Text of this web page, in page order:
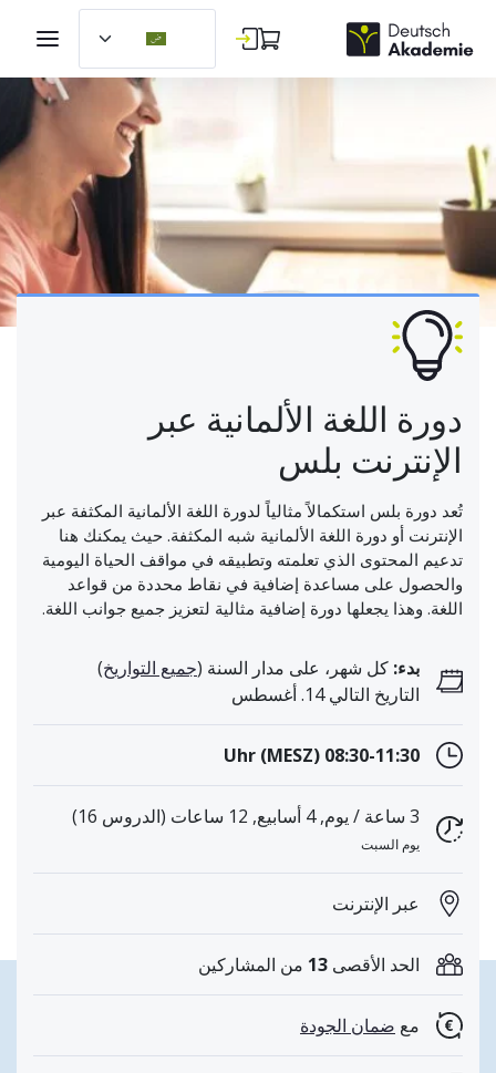
دورة اللغة الألمانية عبر
الإنترنت بلس
تُعد دورة بلس استكمالاً مثالياً لدورة اللغة الألمانية المكثفة عبر
الإنترنت أو دورة اللغة الألمانية شبه المكثفة. حيث يمكنك هنا
تدعيم المحتوى الذي تعلمته وتطبيقه في مواقف الحياة اليومية
والحصول على مساعدة إضافية في نقاط محددة من قواعد
اللغة. وهذا يجعلها دورة إضافية مثالية لتعزيز جميع جوانب اللغة.
بدء: كل شهر، على مدار السنة (جميع التواريخ)
التاريخ التالي 14. أغسطس
08:30-11:30 Uhr (MESZ)
3 ساعة / يوم, 4 أسابيع, 12 ساعات (الدروس 16)
يوم السبت
عبر الإنترنت
الحد الأقصى 13 من المشاركين
مع ضمان الجودة